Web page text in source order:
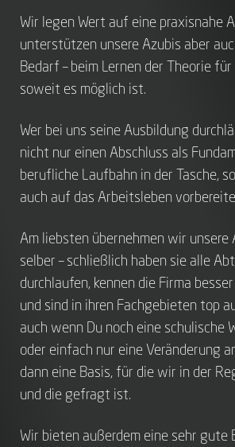
Wir legen Wert auf eine praxisnahe
unterstützen unsere Azubis aber
Bedarf – beim Lernen der Theorie
soweit es möglich ist.
Wer bei uns seine Ausbildung
nicht nur einen Abschluss als
berufliche Laufbahn in der Tasche,
auch auf das Arbeitsleben
Am liebsten übernehmen wir unsere
selber – schließlich haben sie alle
durchlaufen, kennen die Firma
und sind in ihren Fachgebieten top
auch wenn Du noch eine schulische
oder einfach nur eine Veränderung
dann eine Basis, für die wir in der
und die gefragt ist.
Wir bieten außerdem eine sehr gute